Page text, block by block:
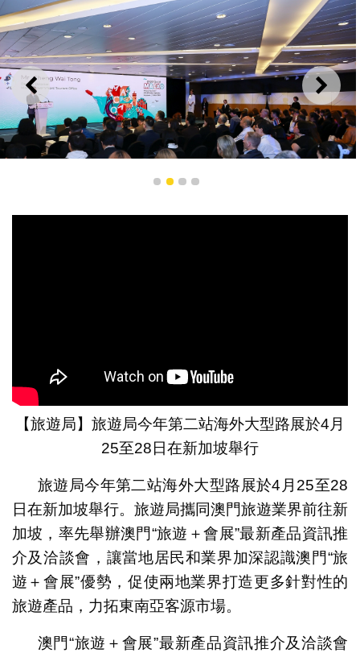
上一則 下一
1 2 3 4
【旅遊局】旅遊局今年第二站海外大型路展於4月
25至28日在新加坡舉行
旅遊局今年第二站海外大型路展於4月25至28
日在新加坡舉行。旅遊局攜同澳門旅遊業界前往新
加坡，率先舉辦澳門“旅遊＋會展”最新產品資訊推
介及洽談會，讓當地居民和業界加深認識澳門“旅
遊＋會展”優勢，促使兩地業界打造更多針對性的
旅遊產品，力拓東南亞客源市場。
澳門“旅遊＋會展”最新產品資訊推介及洽談會